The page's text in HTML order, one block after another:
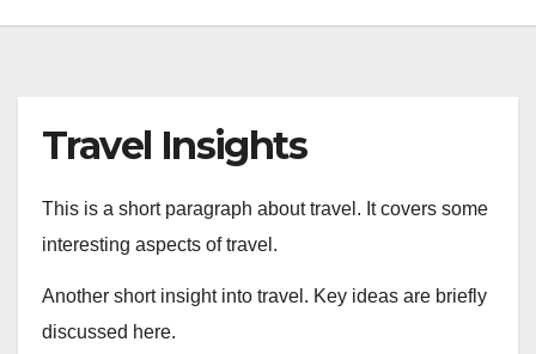
Travel Insights
This is a short paragraph about travel. It covers some
interesting aspects of travel.
Another short insight into travel. Key ideas are briefly
discussed here.